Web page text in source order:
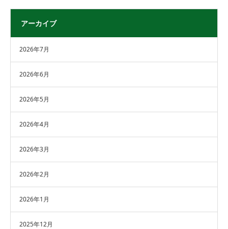
アーカイブ
2026年7月
2026年6月
2026年5月
2026年4月
2026年3月
2026年2月
2026年1月
2025年12月